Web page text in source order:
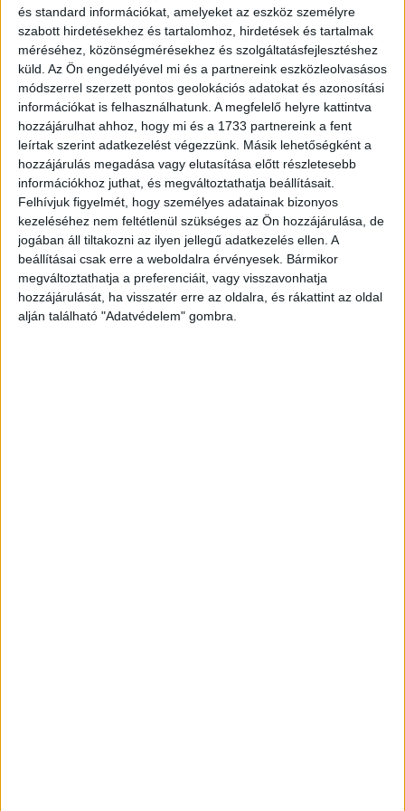
és standard információkat, amelyeket az eszköz személyre
szabott hirdetésekhez és tartalomhoz, hirdetések és tartalmak
méréséhez, közönségmérésekhez és szolgáltatásfejlesztéshez
küld. Az Ön engedélyével mi és a partnereink eszközleolvasásos
módszerrel szerzett pontos geolokációs adatokat és azonosítási
információkat is felhasználhatunk. A megfelelő helyre kattintva
hozzájárulhat ahhoz, hogy mi és a 1733 partnereink a fent
leírtak szerint adatkezelést végezzünk. Másik lehetőségként a
hozzájárulás megadása vagy elutasítása előtt részletesebb
információkhoz juthat, és megváltoztathatja beállításait.
Felhívjuk figyelmét, hogy személyes adatainak bizonyos
kezeléséhez nem feltétlenül szükséges az Ön hozzájárulása, de
jogában áll tiltakozni az ilyen jellegű adatkezelés ellen. A
beállításai csak erre a weboldalra érvényesek. Bármikor
megváltoztathatja a preferenciáit, vagy visszavonhatja
hozzájárulását, ha visszatér erre az oldalra, és rákattint az oldal
alján található "Adatvédelem" gombra.
összeállítása szerint, hogy mielőbb megszülessen az
egyezség. A portál úgy tudja, a UPC-vel is vannak
tárgyalások, de nem rendszeresek. Azonban, ha sikerült a
TV2-nek megállapodni az egyik naggyal, akkor várhatóan a
másik is követi majd.
Az NMHH júliusi televíziós gyorsjelentése szerint a DIGI
30,4 százalékos piaci részesedéssel bír, a Telekom 27,2,
míg a UPC 25,9 százalékossal.
A 444.hu beszámolója szerint a TV2 a jövő héttől
válságmegoldásként a Spíler 1-es csatornáján tűzi
műsorra a Bajnokok Ligája-mérkőzéseket. Ez viszont azt
jelenti, hogy a médiacég úgy fizetett ki az idei jogdíjért